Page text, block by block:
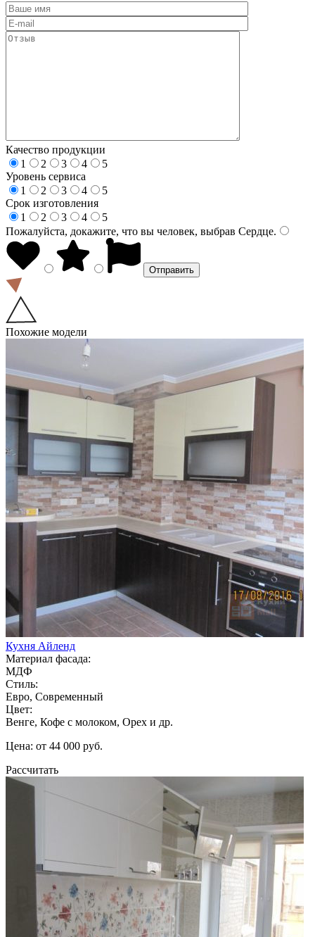
Качество продукции
1
2 3 4
5
Уровень сервиса
1
2 3 4
5
Срок изготовления
1
2 3 4
5
Пожалуйста, докажите, что вы человек, выбрав Сердце.
Похожие модели
Кухня Айленд
Материал фасада:
МДФ
Стиль:
Евро, Современный
Цвет:
Венге, Кофе с молоком, Орех и др.
Цена: от 44 000 руб.
Рассчитать